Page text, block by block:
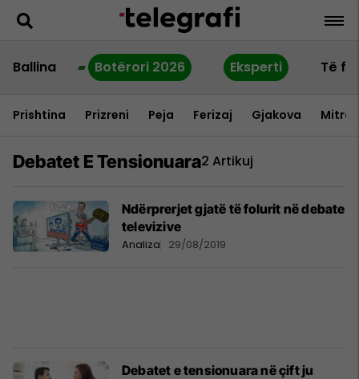
Ballina Botërori 2026 Eksperti Të
Prishtina Prizreni Peja Ferizaj Gjakova
Debatet E Tensionuara2 Artikuj
Ndërprerjet gjatë të folurit në debate
televizive
Analiza 29/08/2019
Debatet e tensionuara në çift ju